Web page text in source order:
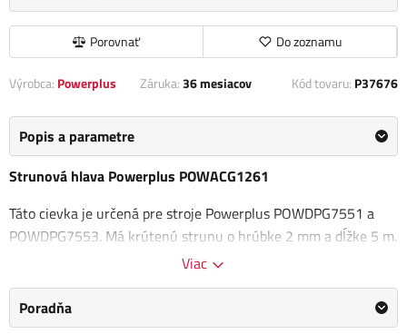
Porovnať Do zoznamu
Výrobca: Powerplus Záruka:36 mesiacov Kód tovaru: P37676
Popis a parametre
Strunová hlava Powerplus POWACG1261
Táto cievka je určená pre stroje Powerplus POWDPG7551 a
POWDPG7553. Má krútenú strunu o hrúbke 2 mm a dĺžke 5 m.
Výrobca
Viac
Poradňa